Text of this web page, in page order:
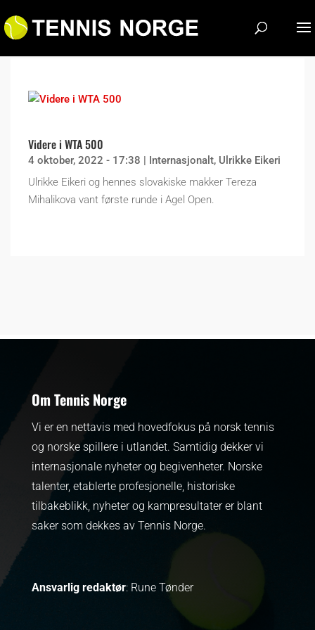
Videre i WTA 500
4 oktober, 2022 - 17:38 | Internasjonalt, Ulrikke Eikeri
Ulrikke Eikeri og hennes slovakiske makker Tereza
Mihalikova vant første runde i Agel Open.
Om Tennis Norge
Vi er en nettavis med hovedfokus på norsk tennis
og norske spillere i utlandet. Samtidig dekker vi
internasjonale nyheter og begivenheter. Norske
talenter, etablerte profesjonelle, historiske
tilbakeblikk, nyheter og kampresultater er blant
saker som dekkes av Tennis Norge.
Ansvarlig redaktør: Rune Tønder